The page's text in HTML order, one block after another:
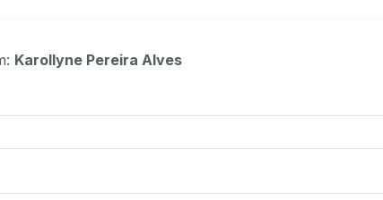
Karollyne Pereira Alves